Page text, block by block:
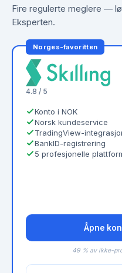
Fire regulerte meglere —
Eksperten.
Norges-favoritten
4.8 / 5
Konto i NOK
Norsk kundeservice
TradingView-
BankID-registrering
5 profesjonelle
Åpne
49 % av ikke-